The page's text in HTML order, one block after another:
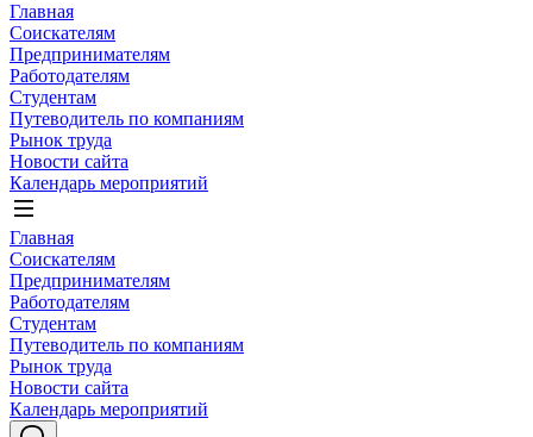
Главная
Соискателям
Предпринимателям
Работодателям
Студентам
Путеводитель по компаниям
Рынок труда
Новости сайта
Календарь мероприятий
Главная
Соискателям
Предпринимателям
Работодателям
Студентам
Путеводитель по компаниям
Рынок труда
Новости сайта
Календарь мероприятий